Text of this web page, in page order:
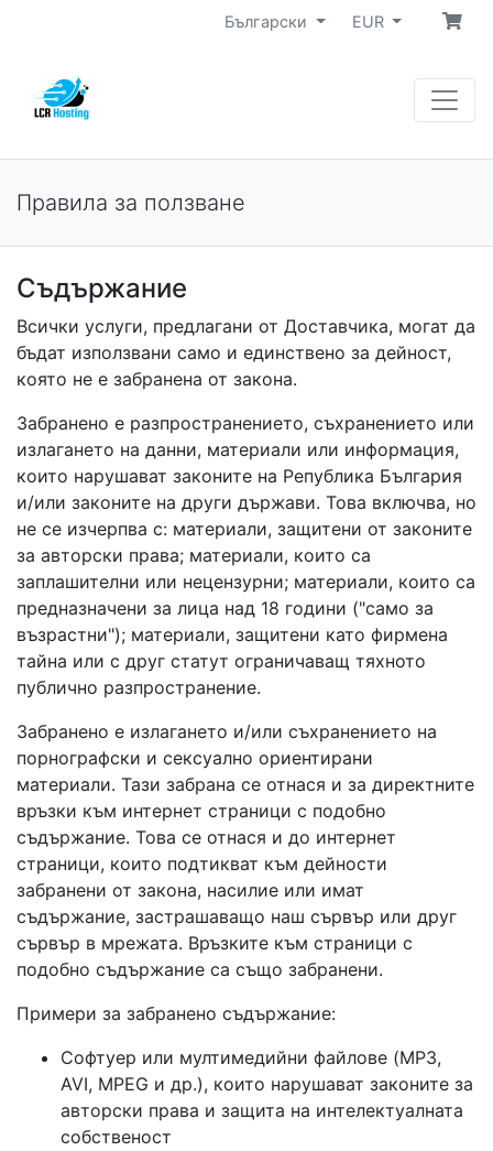
Български EUR
Правила за ползване
Съдържание
Всички услуги, предлагани от Доставчика, могат да
бъдат използвани само и единствено за дейност,
която не е забранена от закона.
Забранено е разпространението, съхранението или
излагането на данни, материали или информация,
които нарушават законите на Република България
и/или законите на други държави. Това включва, но
не се изчерпва с: материали, защитени от законите
за авторски права; материали, които са
заплашителни или нецензурни; материали, които са
предназначени за лица над 18 години ("само за
възрастни"); материали, защитени като фирмена
тайна или с друг статут ограничаващ тяхното
публично разпространение.
Забранено е излагането и/или съхранението на
порнографски и сексуално ориентирани
материали. Тази забрана се отнася и за директните
връзки към интернет страници с подобно
съдържание. Това се отнася и до интернет
страници, които подтикват към дейности
забранени от закона, насилие или имат
съдържание, застрашаващо наш сървър или друг
сървър в мрежата. Връзките към страници с
подобно съдържание са също забранени.
Примери за забранено съдържание:
Софтуер или мултимедийни файлове (MP3,
AVI, MPEG и др.), които нарушават законите за
авторски права и защита на интелектуалната
собственост